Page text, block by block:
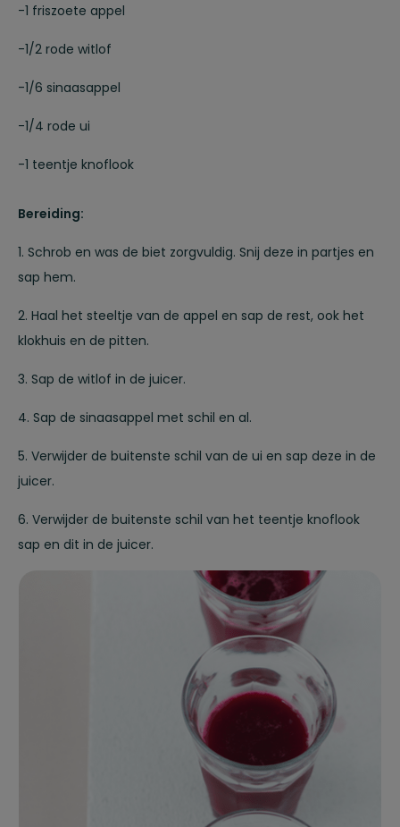
-1 friszoete appel
-1/2 rode witlof
-1∕6 sinaasappel
-1/4 rode ui
-1 teentje knoflook
Bereiding:
1. Schrob en was de biet zorgvuldig. Snij deze in partjes en
sap hem.
2. Haal het steeltje van de appel en sap de rest, ook het
klokhuis en de pitten.
3. Sap de witlof in de juicer.
4. Sap de sinaasappel met schil en al.
5. Verwijder de buitenste schil van de ui en sap deze in de
juicer.
6. Verwijder de buitenste schil van het teentje knoflook
sap en dit in de juicer.